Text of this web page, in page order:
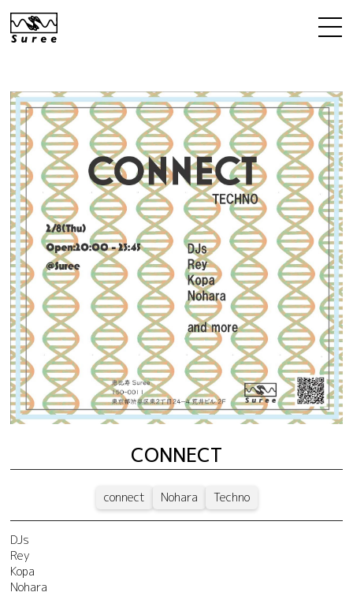
CONNECT
connect Nohara Techno
DJs
Rey
Kopa
Nohara